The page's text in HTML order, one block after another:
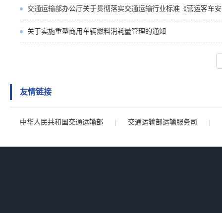
交通运输部办公厅关于贯彻落实交通运输行业标准《营运客车
关于实施重型商用车辆燃料消耗量管理的通知
友情链接
中华人民共和国交通运输部 交通运输部运输服务司